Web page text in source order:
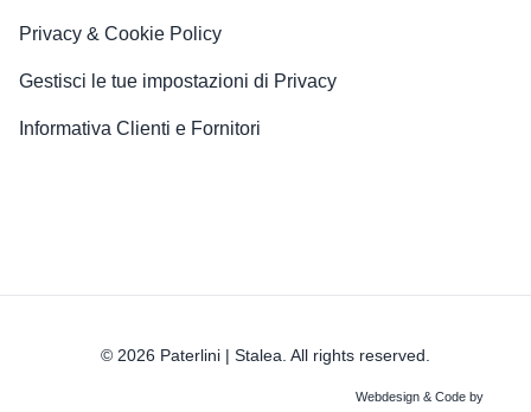
Privacy & Cookie Policy
Gestisci le tue impostazioni di Privacy
Informativa Clienti e Fornitori
© 2026 Paterlini | Stalea. All rights reserved.
Webdesign & Code by